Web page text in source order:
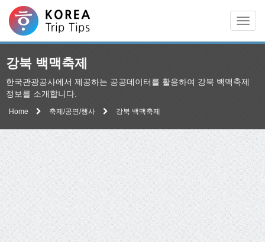
강북 백맥축제
한국관광공사에서 제공하는 공공데이터를 활용하여 강북 백맥축제
정보를 소개합니다.
Home 축제/공연/행사 강북 백맥축제